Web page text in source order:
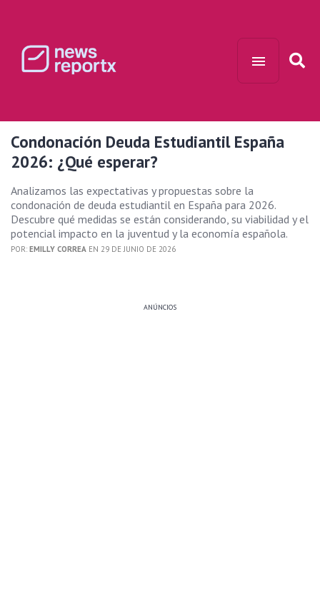
Condonación Deuda Estudiantil España
2026: ¿Qué esperar?
Analizamos las expectativas y propuestas sobre la
condonación de deuda estudiantil en España para 2026.
Descubre qué medidas se están considerando, su viabilidad y el
potencial impacto en la juventud y la economía española.
POR: EMILLY CORREA EN 29 DE JUNIO DE 2026
ANÚNCIOS